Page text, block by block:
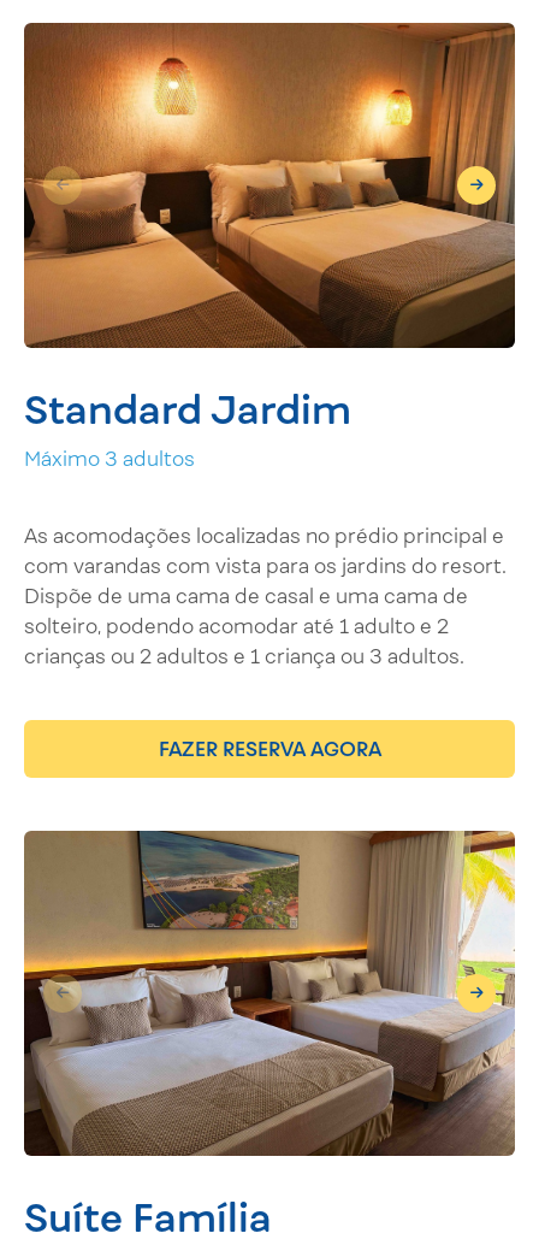
Standard Jardim
Máximo 3 adultos
As acomodações localizadas no prédio principal e
com varandas com vista para os jardins do resort.
Dispõe de uma cama de casal e uma cama de
solteiro, podendo acomodar até 1 adulto e 2
crianças ou 2 adultos e 1 criança ou 3 adultos.
FAZER RESERVA AGORA
Suíte Família